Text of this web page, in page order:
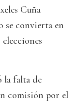
Cuña
se convierta en
la falta de
comisión por el